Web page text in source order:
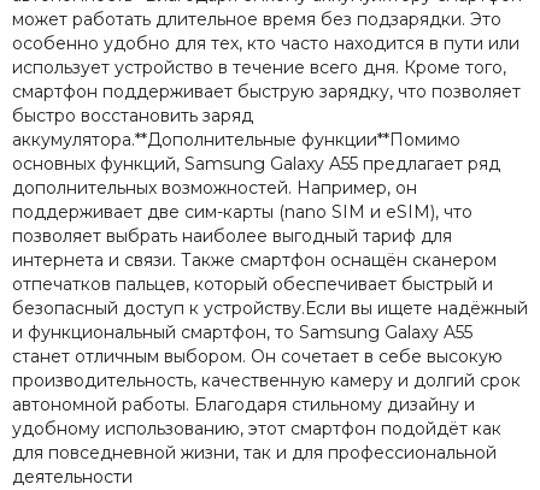
может работать длительное время без подзарядки. Это
особенно удобно для тех, кто часто находится в пути или
использует устройство в течение всего дня. Кроме того,
смартфон поддерживает быструю зарядку, что позволяет
быстро восстановить заряд
аккумулятора.**Дополнительные функции**Помимо
основных функций, Samsung Galaxy A55 предлагает ряд
дополнительных возможностей. Например, он
поддерживает две сим-карты (nano SIM и eSIM), что
позволяет выбрать наиболее выгодный тариф для
интернета и связи. Также смартфон оснащён сканером
отпечатков пальцев, который обеспечивает быстрый и
безопасный доступ к устройству.Если вы ищете надёжный
и функциональный смартфон, то Samsung Galaxy A55
станет отличным выбором. Он сочетает в себе высокую
производительность, качественную камеру и долгий срок
автономной работы. Благодаря стильному дизайну и
удобному использованию, этот смартфон подойдёт как
для повседневной жизни, так и для профессиональной
деятельности